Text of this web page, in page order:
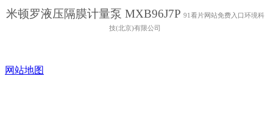
米顿罗液压隔膜计量泵 MXB96J7P 91看片网站免费入口环境科
技(北京)有限公司
网站地图